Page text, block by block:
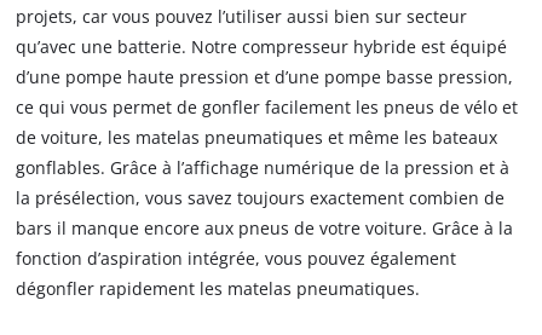
projets, car vous pouvez l’utiliser aussi bien sur secteur
qu’avec une batterie. Notre compresseur hybride est équipé
d’une pompe haute pression et d’une pompe basse pression,
ce qui vous permet de gonfler facilement les pneus de vélo et
de voiture, les matelas pneumatiques et même les bateaux
gonflables. Grâce à l’affichage numérique de la pression et à
la présélection, vous savez toujours exactement combien de
bars il manque encore aux pneus de votre voiture. Grâce à la
fonction d’aspiration intégrée, vous pouvez également
dégonfler rapidement les matelas pneumatiques.